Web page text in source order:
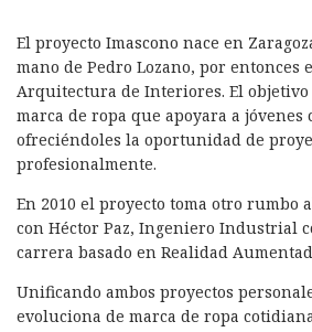
El proyecto Imascono nace en
mano de Pedro Lozano, por entonces
Arquitectura de Interiores. El
marca de ropa que apoyara a jóvenes
ofreciéndoles la oportunidad de
profesionalmente.
En 2010 el proyecto toma otro rumbo
con Héctor Paz, Ingeniero Industrial
carrera basado en Realidad
Unificando ambos proyectos
evoluciona de marca de ropa